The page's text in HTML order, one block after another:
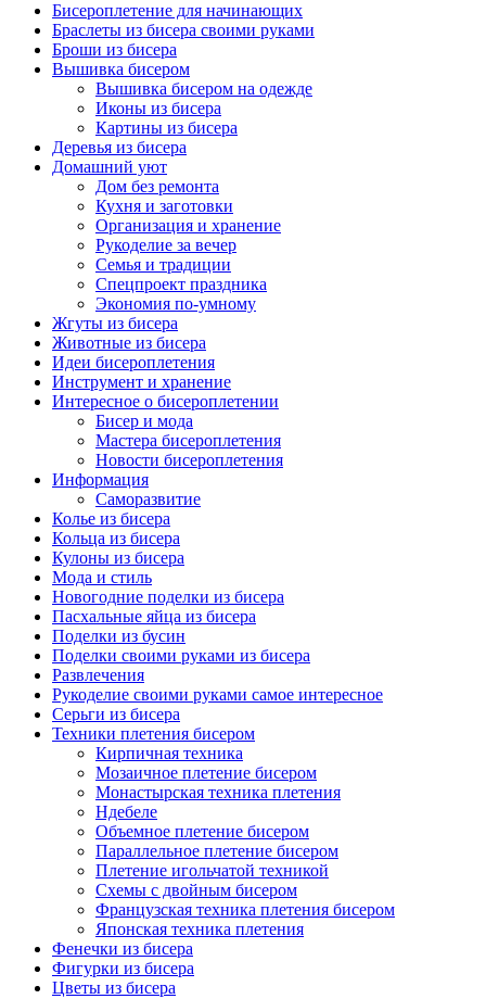
Бисероплетение для начинающих
Браслеты из бисера своими руками
Броши из бисера
Вышивка бисером
Вышивка бисером на одежде
Иконы из бисера
Картины из бисера
Деревья из бисера
Домашний уют
Дом без ремонта
Кухня и заготовки
Организация и хранение
Рукоделие за вечер
Семья и традиции
Спецпроект праздника
Экономия по-умному
Жгуты из бисера
Животные из бисера
Идеи бисероплетения
Инструмент и хранение
Интересное о бисероплетении
Бисер и мода
Мастера бисероплетения
Новости бисероплетения
Информация
Саморазвитие
Колье из бисера
Кольца из бисера
Кулоны из бисера
Мода и стиль
Новогодние поделки из бисера
Пасхальные яйца из бисера
Поделки из бусин
Поделки своими руками из бисера
Развлечения
Рукоделие своими руками самое интересное
Серьги из бисера
Техники плетения бисером
Кирпичная техника
Мозаичное плетение бисером
Монастырская техника плетения
Ндебеле
Объемное плетение бисером
Параллельное плетение бисером
Плетение игольчатой техникой
Схемы с двойным бисером
Французская техника плетения бисером
Японская техника плетения
Фенечки из бисера
Фигурки из бисера
Цветы из бисера